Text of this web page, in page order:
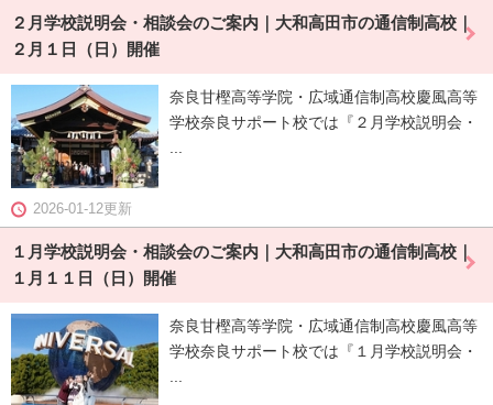
２月学校説明会・相談会のご案内｜大和高田市の通信制高校｜
２月１日（日）開催
奈良甘樫高等学院・広域通信制高校慶風高等
学校奈良サポート校では『２月学校説明会・
2026-01-12更新
１月学校説明会・相談会のご案内｜大和高田市の通信制高校｜
１月１１日（日）開催
奈良甘樫高等学院・広域通信制高校慶風高等
学校奈良サポート校では『１月学校説明会・